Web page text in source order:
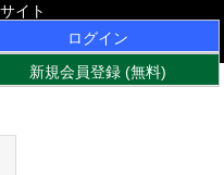
イト
ログイン
新規会員登録 (無料)